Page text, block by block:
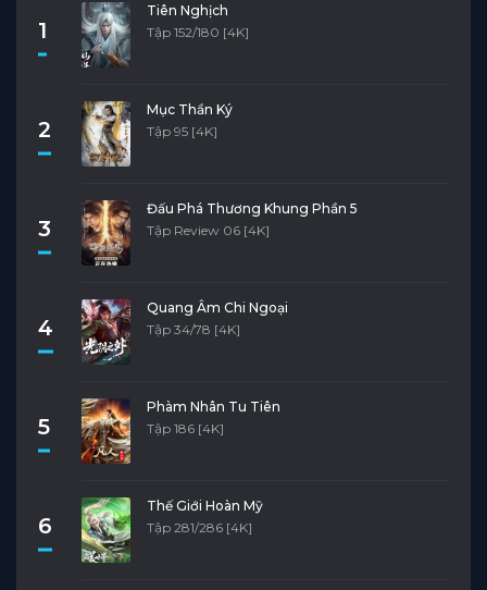
1
Tiên Nghịch
Tập 152/180 [4K]
2
Mục Thần Ký
Tập 95 [4K]
3
Đấu Phá Thương Khung Phần 5
Tập Review 06 [4K]
4
Quang Âm Chi Ngoại
Tập 34/78 [4K]
5
Phàm Nhân Tu Tiên
Tập 186 [4K]
6
Thế Giới Hoàn Mỹ
Tập 281/286 [4K]